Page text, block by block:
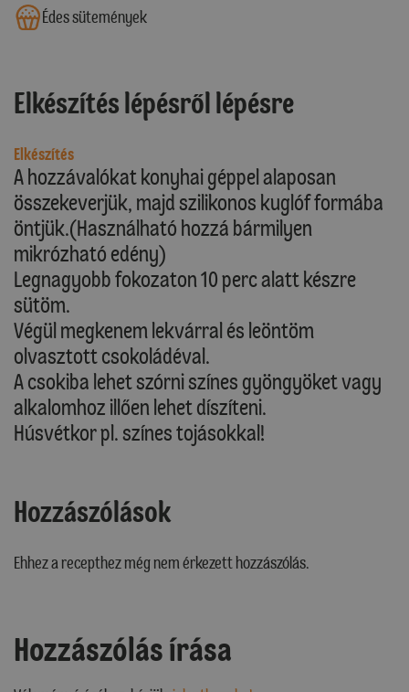
Édes sütemények
Elkészítés lépésről lépésre
Elkészítés
A hozzávalókat konyhai géppel alaposan
összekeverjük, majd szilikonos kuglóf formába
öntjük.(Használható hozzá bármilyen
mikrózható edény)
Legnagyobb fokozaton 10 perc alatt készre
sütöm.
Végül megkenem lekvárral és leöntöm
olvasztott csokoládéval.
A csokiba lehet szórni színes gyöngyöket vagy
alkalomhoz illően lehet díszíteni.
Húsvétkor pl. színes tojásokkal!
Hozzászólások
Ehhez a recepthez még nem érkezett hozzászólás.
Hozzászólás írása